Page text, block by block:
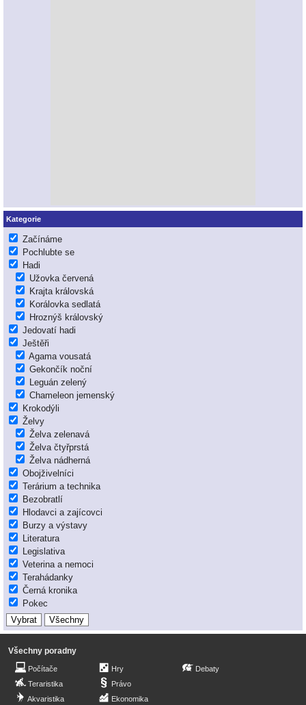
Kategorie
Začínáme
Pochlubte se
Hadi
Užovka červená
Krajta královská
Korálovka sedlatá
Hroznýš královský
Jedovatí hadi
Ještěři
Agama vousatá
Gekončík noční
Leguán zelený
Chameleon jemenský
Krokodýli
Želvy
Želva zelenavá
Želva čtyřprstá
Želva nádherná
Obojživelníci
Terárium a technika
Bezobratlí
Hlodavci a zajícovci
Burzy a výstavy
Literatura
Legislativa
Veterina a nemoci
Terahádanky
Černá kronika
Pokec
Všechny poradny
Počítače
Teraristika
Akvaristika
Hry
Právo
Ekonomika
Debaty